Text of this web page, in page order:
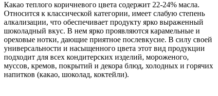
Какао теплого коричневого цвета содержит 22-24% масла.
Относится к классической категории, имеет слабую степень
алкализации, что обеспечивает продукту ярко выраженный
шоколадный вкус. В нем ярко проявляются карамельные и
ореховые нотки, дающие приятное послевкусие. В силу своей
универсальности и насыщенного цвета этот вид продукции
подходит для всех кондитерских изделий, мороженого,
муссов, кремов, покрытий и декора блюд, холодных и горячих
напитков (какао, шоколад, коктейли).